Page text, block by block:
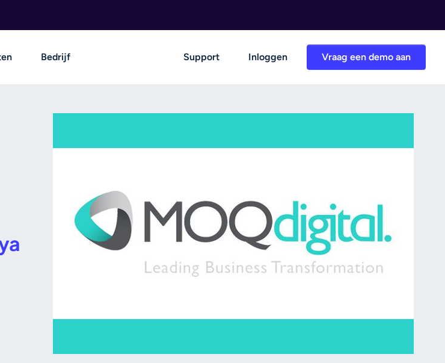
Vraag een demo aan
Bedrijf Support Inloggen